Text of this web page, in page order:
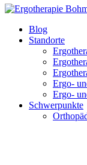
Blog
Standorte
Ergo-
Ergo-
Schwerpunkte